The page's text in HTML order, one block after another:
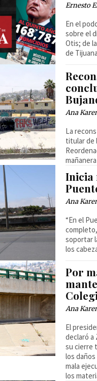
Ernesto
En el podcast hablamos sobre los homicidios en
sobre el
Otis; de
de
Ana
La
titular de
Inicia
Ana
“En el
soportar
los
Por
Ana
El
declaró a
su cierre
los
mala
los